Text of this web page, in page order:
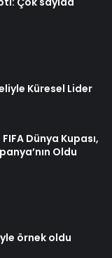
Küresel Lider
Dünya Kupası,
Oldu
örnek oldu